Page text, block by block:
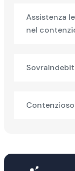
Assistenza
nel